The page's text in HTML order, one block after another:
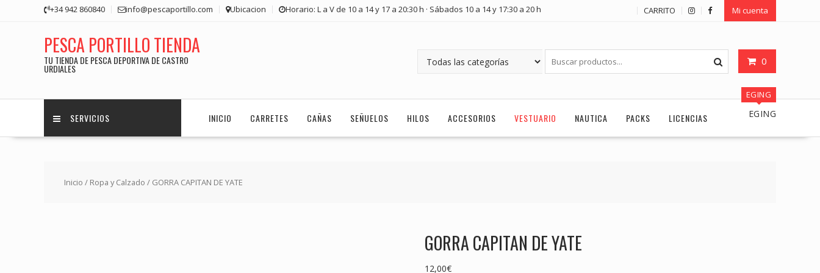
+34 942 860840 info@pescaportillo.com Ubicacion Horario: L a V de 10 a 14 y 17 a 20:30 h · Sábados 10 a 14 y 17:30 a 20 h CARRITO Mi cuenta
PESCA PORTILLO TIENDA
TU TIENDA DE PESCA DEPORTIVA DE CASTRO
URDIALES
0
SERVICIOS INICIO CARRETES CAÑAS SEÑUELOS HILOS ACCESORIOS VESTUARIO NAUTICA PACKS LICENCIAS
EGING
EGING
Inicio / Ropa y Calzado / GORRA CAPITAN DE YATE
GORRA CAPITAN DE YATE
12,00€